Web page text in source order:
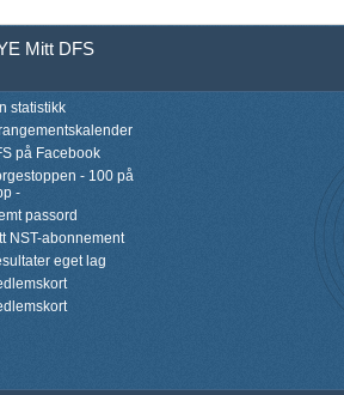
Mitt DFS
statistikk
på Facebook
- 100 på
-
passord
NST-abonnement
eget lag